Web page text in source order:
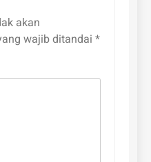
akan
wajib ditandai *